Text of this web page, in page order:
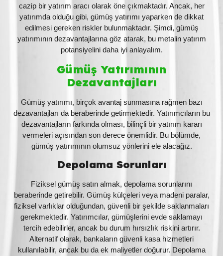
cazip bir yatırım aracı olarak öne çıkmaktadır. Ancak, her
yatırımda olduğu gibi, gümüş yatırımı yaparken de dikkat
edilmesi gereken riskler bulunmaktadır. Şimdi, gümüş
yatırımının dezavantajlarına göz atarak, bu metalin yatırım
potansiyelini daha iyi anlayalım.
Gümüş Yatırımının
Dezavantajları
Gümüş yatırımı, birçok avantaj sunmasına rağmen bazı
dezavantajları da beraberinde getirmektedir. Yatırımcıların bu
dezavantajların farkında olması, bilinçli bir yatırım kararı
vermeleri açısından son derece önemlidir. Bu bölümde,
gümüş yatırımının olumsuz yönlerini ele alacağız.
Depolama Sorunları
Fiziksel gümüş satın almak, depolama sorunlarını
beraberinde getirebilir. Gümüş külçeleri veya madeni paralar,
fiziksel varlıklar olduğundan, güvenli bir şekilde saklanmaları
gerekmektedir. Yatırımcılar, gümüşlerini evde saklamayı
tercih edebilirler, ancak bu durum hırsızlık riskini artırır.
Alternatif olarak, bankaların güvenli kasa hizmetleri
kullanılabilir, ancak bu da ek maliyetler doğurur. Depolama